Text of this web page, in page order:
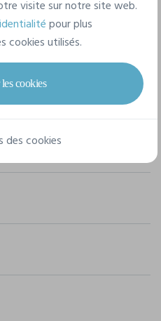
visite sur notre site web.
pour plus
cookies utilisés.
cookies
des cookies